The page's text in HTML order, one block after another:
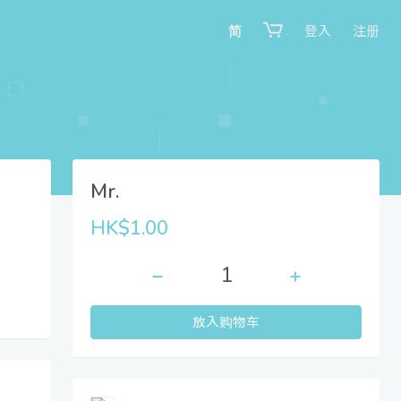
简 登入 注册
Mr.
HK$1.00
放入购物车